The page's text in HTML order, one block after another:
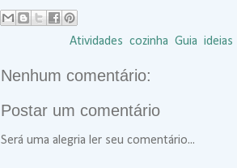
Atividades cozinha Guia ideias
Nenhum comentário:
Postar um comentário
Será uma alegria ler seu comentário...